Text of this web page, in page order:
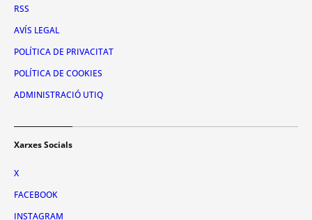
RSS
AVÍS LEGAL
POLÍTICA DE PRIVACITAT
POLÍTICA DE COOKIES
ADMINISTRACIÓ UTIQ
Xarxes Socials
X
FACEBOOK
INSTAGRAM